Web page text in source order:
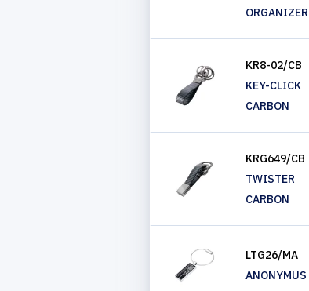
ORGANIZER
KR8-02/CB
KEY-CLICK
CARBON
KRG649/CB
TWISTER
CARBON
LTG26/MA
ANONYMUS